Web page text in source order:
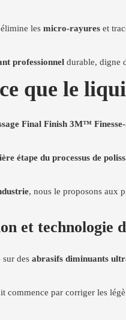
les micro-rayures et
professionnel durable, digne
que le
Final Finish 3M™
étape du processus de
, nous le proposons aux
et technologie
des abrasifs diminuants
commence par corriger les